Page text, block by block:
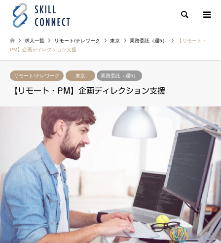
検索
求人一覧 リモート/テレワーク 東京 業務委託（週5）
【リモート・
PM】企画ディレクション支援
リモート/テレワーク 東京 業務委託（週5）
【リモート・PM】企画ディレクション支援